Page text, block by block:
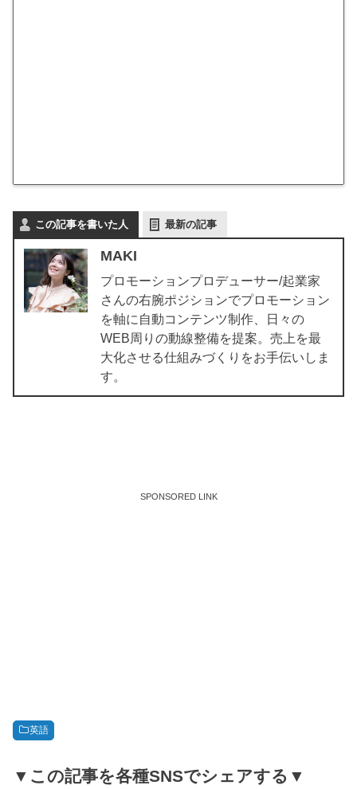
この記事を書いた人 最新の記事
MAKI
プロモーションプロデューサー/起業家
さんの右腕ポジションでプロモーション
を軸に自動コンテンツ制作、日々の
WEB周りの動線整備を提案。売上を最
大化させる仕組みづくりをお手伝いしま
す。
SPONSORED LINK
英語
▼この記事を各種SNSでシェアする▼